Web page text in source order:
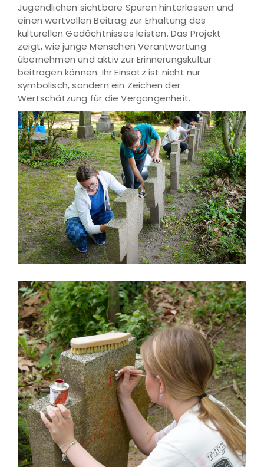
Jugendlichen sichtbare Spuren hinterlassen und
einen wertvollen Beitrag zur Erhaltung des
kulturellen Gedächtnisses leisten. Das Projekt
zeigt, wie junge Menschen Verantwortung
übernehmen und aktiv zur Erinnerungskultur
beitragen können. Ihr Einsatz ist nicht nur
symbolisch, sondern ein Zeichen der
Wertschätzung für die Vergangenheit.